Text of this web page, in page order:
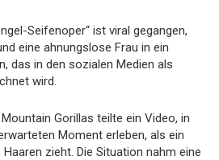
Seifenoper“ ist viral gegangen,
eine ahnungslose Frau in ein
das in den sozialen Medien als
wird.
Gorillas teilte ein Video, in
Moment erleben, als ein
zieht. Die Situation nahm eine